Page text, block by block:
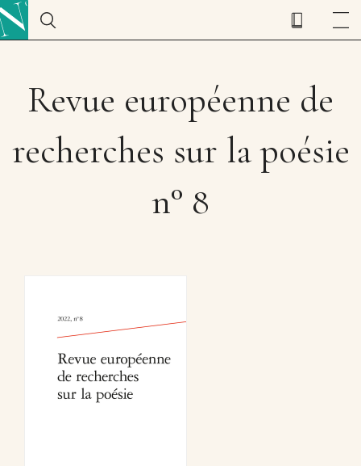
Revue européenne de
recherches sur la poésie
n° 8